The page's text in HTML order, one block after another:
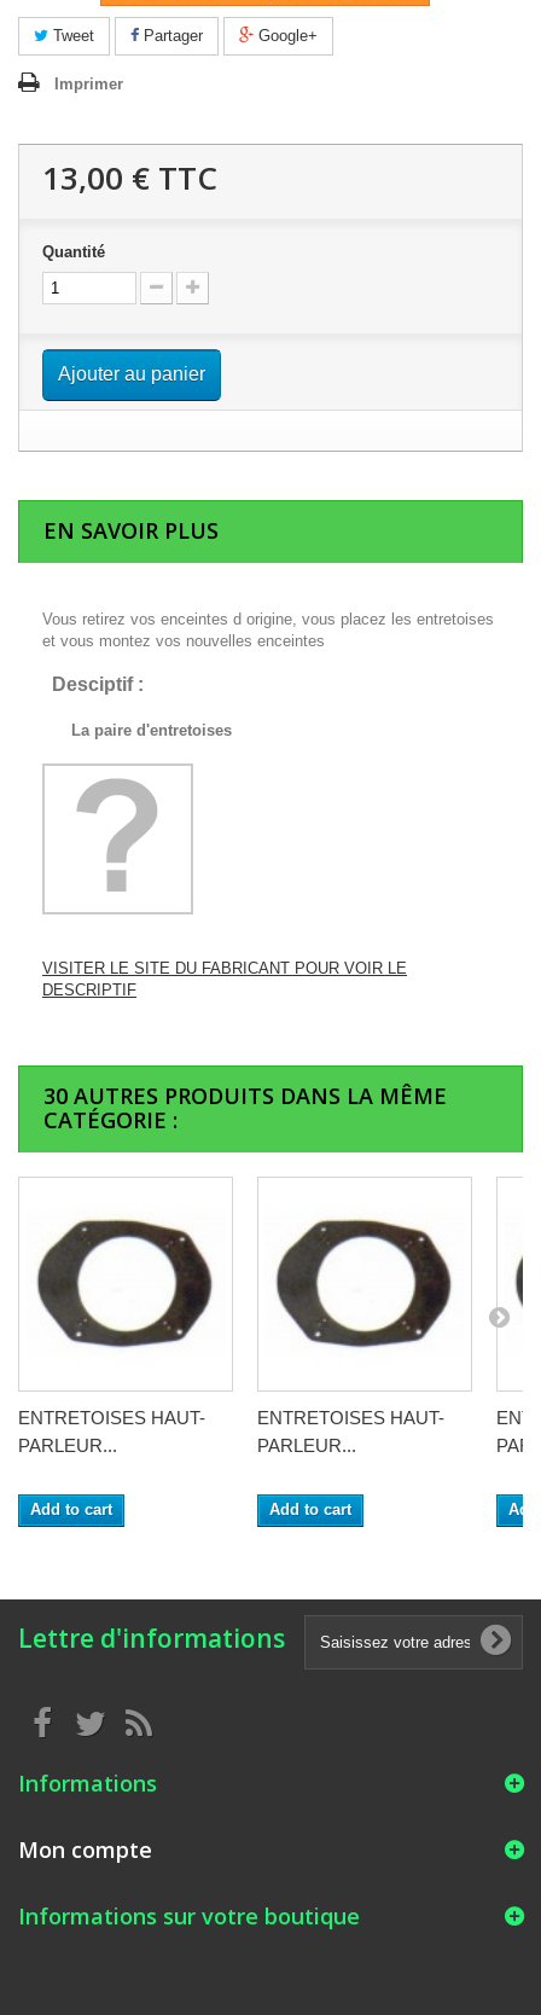
Tweet Partager Google+
Imprimer
13,00 € TTC
Quantité
Ajouter au panier
EN SAVOIR PLUS
Vous retirez vos enceintes d origine, vous placez les entretoises
et vous montez vos nouvelles enceintes
Desciptif :
La paire d'entretoises
VISITER LE SITE DU FABRICANT POUR VOIR LE
DESCRIPTIF
30 AUTRES PRODUITS DANS LA MÊME
CATÉGORIE :
ENTRETOISES HAUT-
PARLEUR...
Add to cart
ENTRETOISES HAUT-
PARLEUR...
Add to cart
Lettre d'informations
Informations
Mon compte
Informations sur votre boutique